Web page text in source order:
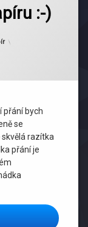
:-)
2017
přání bych
se
razítka
přání je
od Katky